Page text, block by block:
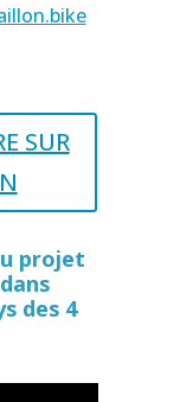
SUR
projet
des 4